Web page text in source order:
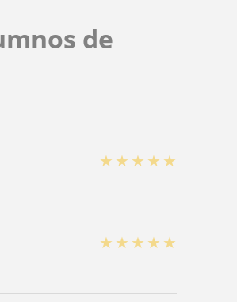
de
★ ★ ★ ★ ★
★ ★ ★ ★ ★